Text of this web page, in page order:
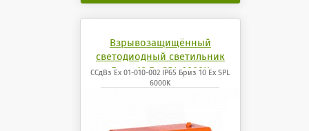
Взрывозащищённый
светодиодный светильник
Бриз 10 Ех SPL 6000K
ССдВз Ех 01-010-002 IP65 Бриз 10 Ех SPL
6000K